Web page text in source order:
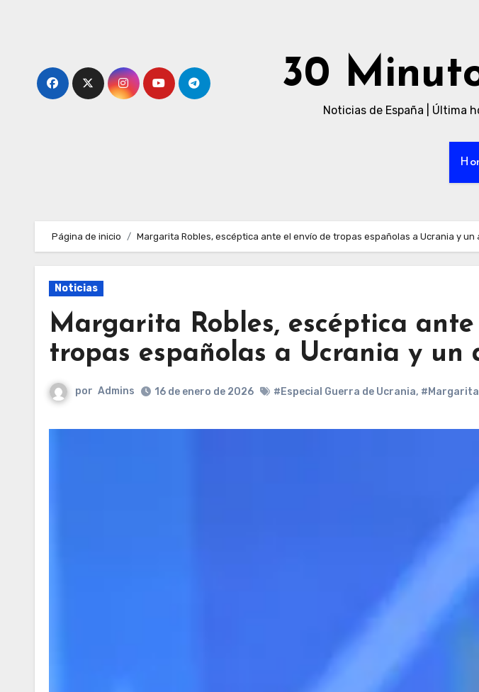
30
Noticias de España | Última
Página de inicio Margarita Robles, escéptica ante el envío de tropas españolas a Ucrania y un
Noticias
Margarita Robles, escéptica
tropas españolas a Ucrania y un
por Admins 16 de enero de 2026 #Especial Guerra de Ucrania, #Margarita